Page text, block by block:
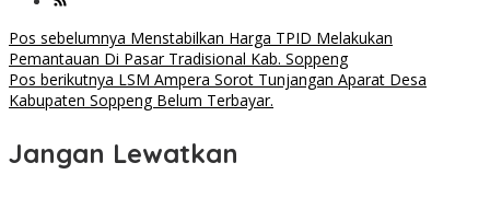
Navigasi
pos
Pos sebelumnya Menstabilkan Harga TPID Melakukan
Pemantauan Di Pasar Tradisional Kab. Soppeng
Pos berikutnya LSM Ampera Sorot Tunjangan Aparat Desa
Kabupaten Soppeng Belum Terbayar.
Jangan Lewatkan